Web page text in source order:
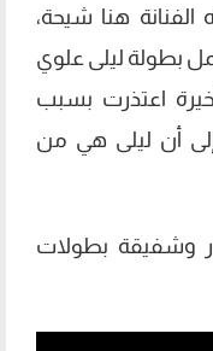
هنا شيحة،
بطولة ليلى علوي
اعتذرت بسبب
إلى أن ليلى هي من
وشفيقة بطولات